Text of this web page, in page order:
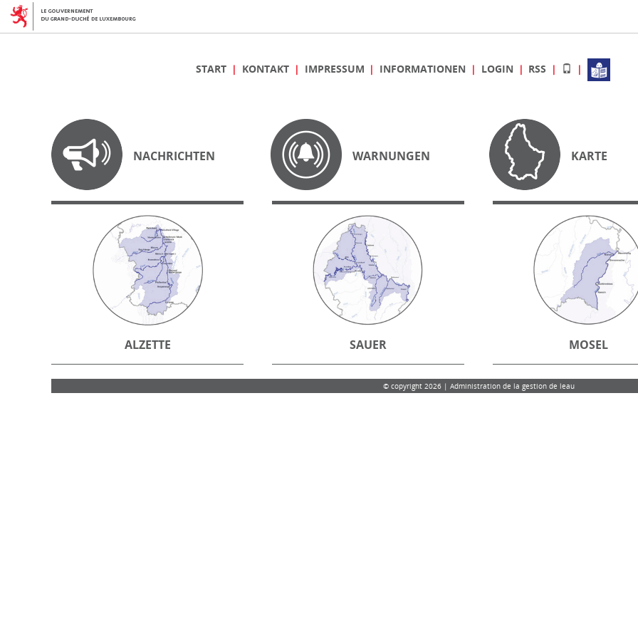
START KONTAKT IMPRESSUM INFORMATIONEN LOGIN RSS
NACHRICHTEN WARNUNGEN KARTE
ALZETTE SAUER MOSEL
© copyright 2026 | Administration de la gestion de leau